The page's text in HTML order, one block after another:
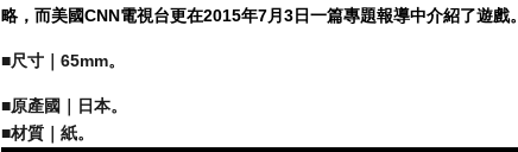
略，而美國CNN電視台更在2015年7月3日一篇專題報導中介紹了遊戲。
■尺寸｜65mm。
■原產國｜日本。
■材質｜紙。